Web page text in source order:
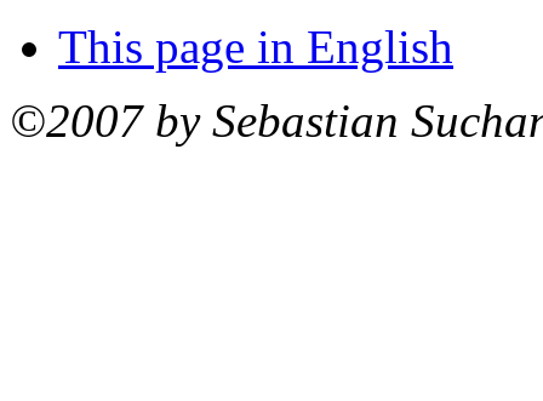
This page in English
©2007 by Sebastian